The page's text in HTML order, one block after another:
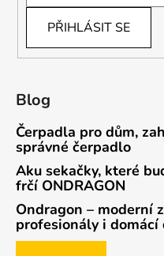
PŘIHLÁSIT SE
Blog
Čerpadla pro dům,
správné čerpadlo
Aku sekačky, které
frčí ONDRAGON
Ondragon – moderní
profesionály i